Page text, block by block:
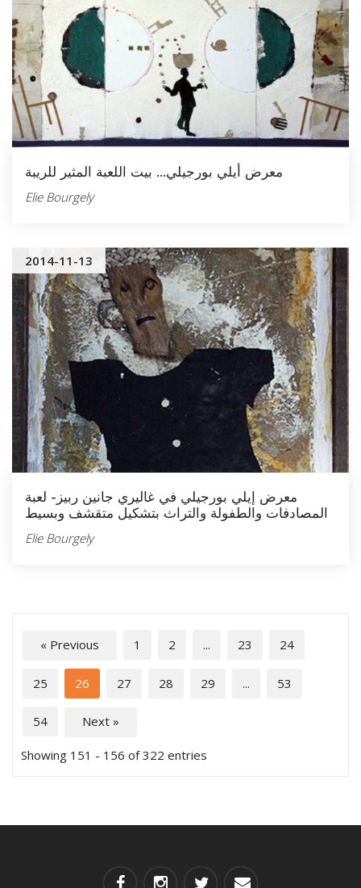
معرض أيلي بورجيلي... بيت اللعبة المثير للريبة
Elie Bourgely
2014-11-13
معرض إيلي بورجيلي في غاليري جانين ربيز- لعبة
المصادفات والطفولة والتراث بتشكيل متقشف وبسيط
Elie Bourgely
« Previous 1 2 ... 23 24
25 26 27 28 29 ... 53
54 Next »
Showing 151 - 156 of 322 entries